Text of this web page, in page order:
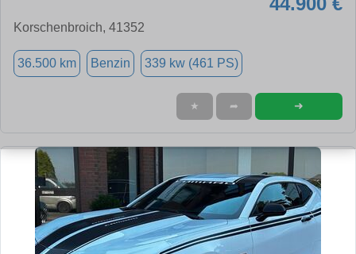
Korschenbroich, 41352
36.500 km Benzin 339 kw (461 PS)
★ ➦ ➜